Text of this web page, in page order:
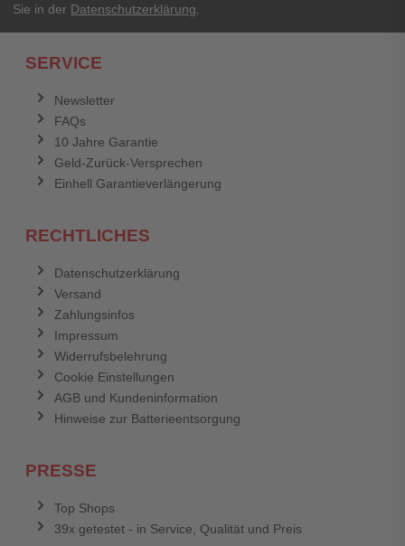
Sie in der Datenschutzerklärung
SERVICE
Newsletter
FAQs
10 Jahre Garantie
Geld-Zurück-Versprechen
Einhell Garantieverlängerung
RECHTLICHES
Datenschutzerklärung
Versand
Zahlungsinfos
Impressum
Widerrufsbelehrung
Cookie Einstellungen
AGB und Kundeninformation
Hinweise zur Batterieentsorgung
PRESSE
Top Shops
39x getestet - in Service, Qualität und Preis